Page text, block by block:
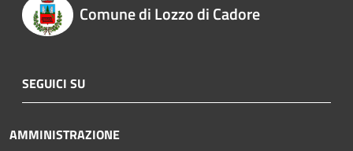
Comune di Lozzo di Cadore
SEGUICI SU
AMMINISTRAZIONE